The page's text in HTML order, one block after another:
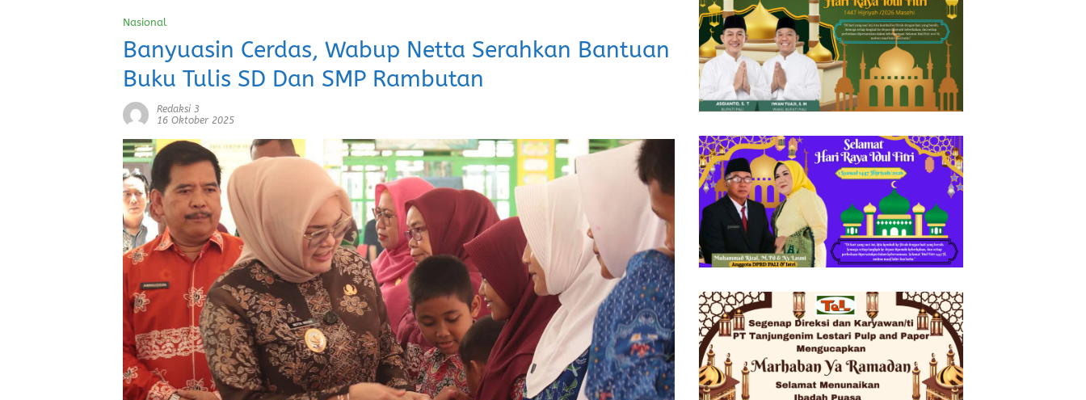
Nasional
Banyuasin Cerdas, Wabup Netta Serahkan Bantuan
Buku Tulis SD Dan SMP Rambutan
Redaksi 3
16 Oktober 2025